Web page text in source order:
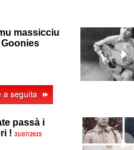
massicciu
Goonies
passà i
! 31/07/2015